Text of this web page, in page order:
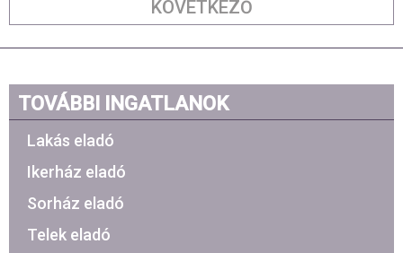
KÖVETKEZŐ
TOVÁBBI INGATLANOK
Lakás eladó
Ikerház eladó
Sorház eladó
Telek eladó